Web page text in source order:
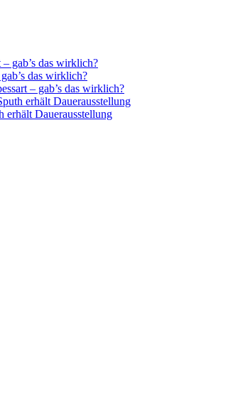
gab’s das wirklich?
das wirklich?
– gab’s das wirklich?
erhält Dauerausstellung
erhält Dauerausstellung